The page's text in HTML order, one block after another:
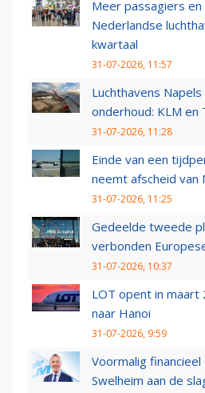
Meer passagiers
Nederlandse
kwartaal
31-07-2026, 11:57
Luchthavens
onderhoud: KLM en
31-07-2026, 11:28
Einde van een
neemt afscheid van
31-07-2026, 11:25
Gedeelde tweede
verbonden
31-07-2026, 10:37
LOT opent in
naar Hanoi
31-07-2026, 9:59
Voormalig
Swelheim aan de